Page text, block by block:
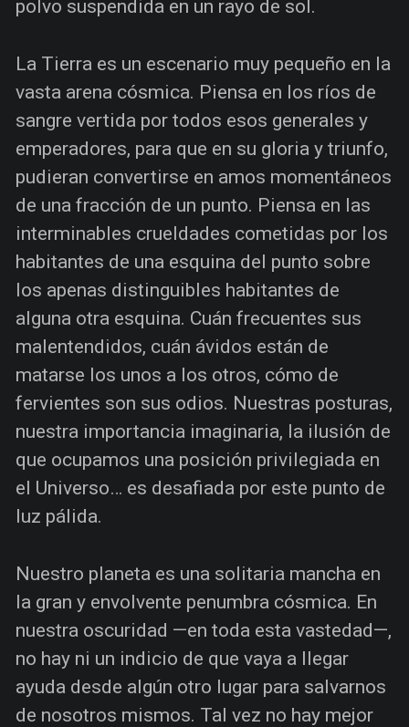
polvo suspendida en un rayo de sol.
La Tierra es un escenario muy pequeño en la
vasta arena cósmica. Piensa en los ríos de
sangre vertida por todos esos generales y
emperadores, para que en su gloria y triunfo,
pudieran convertirse en amos momentáneos
de una fracción de un punto. Piensa en las
interminables crueldades cometidas por los
habitantes de una esquina del punto sobre
los apenas distinguibles habitantes de
alguna otra esquina. Cuán frecuentes sus
malentendidos, cuán ávidos están de
matarse los unos a los otros, cómo de
fervientes son sus odios. Nuestras posturas,
nuestra importancia imaginaria, la ilusión de
que ocupamos una posición privilegiada en
el Universo… es desafiada por este punto de
luz pálida.
Nuestro planeta es una solitaria mancha en
la gran y envolvente penumbra cósmica. En
nuestra oscuridad —en toda esta vastedad—,
no hay ni un indicio de que vaya a llegar
ayuda desde algún otro lugar para salvarnos
de nosotros mismos. Tal vez no hay mejor